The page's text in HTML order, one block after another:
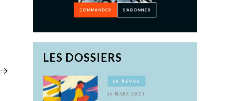
COMMANDER S’ABONNER
LES DOSSIERS
LA REVUE
16 MARS 2023